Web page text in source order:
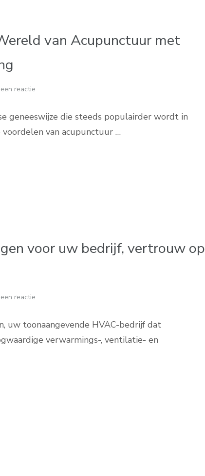
van Acupunctuur met
reactie
geneeswijze die steeds populairder wordt in
van acupunctuur …
voor uw bedrijf, vertrouw op
reactie
uw toonaangevende HVAC-bedrijf dat
verwarmings-, ventilatie- en